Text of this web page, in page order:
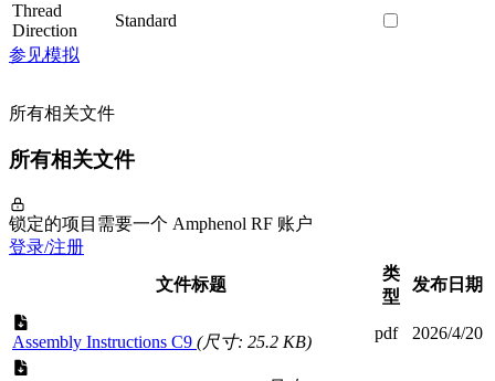
Thread
Direction
Standard
参见模拟
所有相关文件
所有相关文件
锁定的项目需要一个 Amphenol RF 账户
登录/注册
文件标题
类
型
发布日期
Assembly Instructions C9 (尺寸: 25.2 KB) pdf 2026/4/20